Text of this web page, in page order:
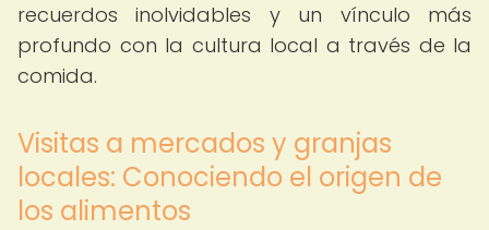
recuerdos inolvidables y un vínculo más
profundo con la cultura local a través de la
comida.
Visitas a mercados y granjas
locales: Conociendo el origen de
los alimentos